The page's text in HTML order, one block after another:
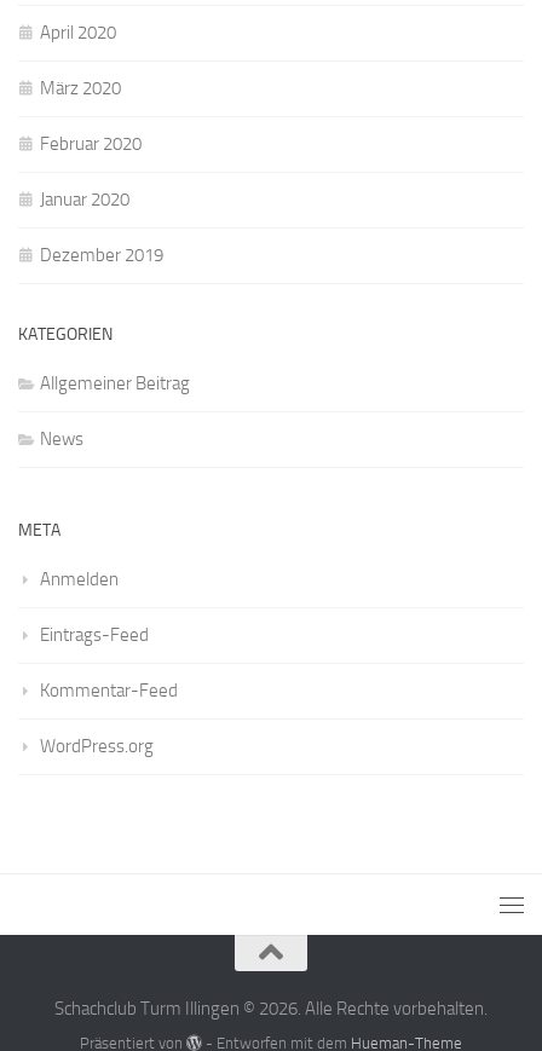
April 2020
März 2020
Februar 2020
Januar 2020
Dezember 2019
KATEGORIEN
Allgemeiner Beitrag
News
META
Anmelden
Eintrags-Feed
Kommentar-Feed
WordPress.org
Schachclub Turm Illingen © 2026. Alle Rechte vorbehalten.
Präsentiert von - Entworfen mit dem Hueman-Theme